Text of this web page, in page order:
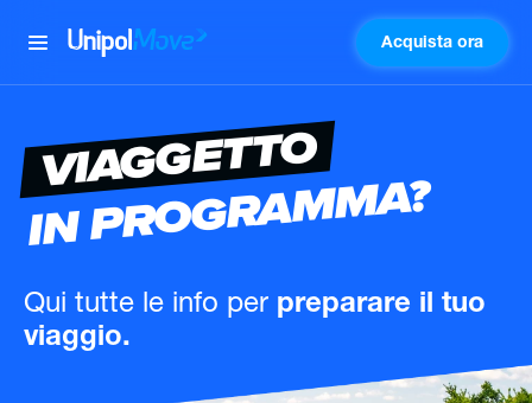
UnipolMove Acquista ora
VIAGGETTO
IN PROGRAMMA?
Qui tutte le info per preparare il tuo
viaggio.